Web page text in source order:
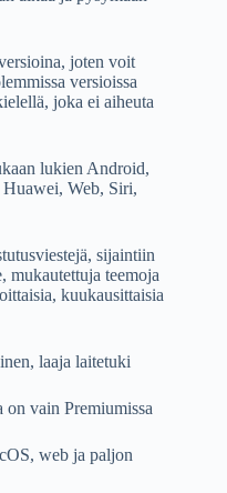
joten voit
versioissa
joka ei aiheuta
lukien Android,
Web, Siri,
sijaintiin
mukautettuja teemoja
kuukausittaisia
laaja laitetuki
vain Premiumissa
web ja paljon